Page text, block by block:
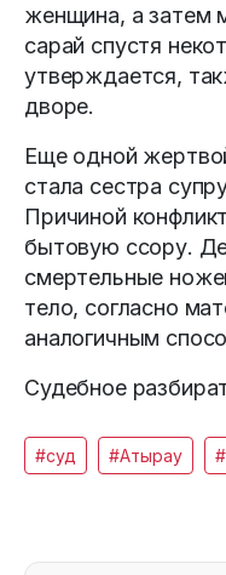
женщина, а затем
сарай спустя
утверждается,
дворе.
Еще одной
стала сестра
Причиной
бытовую ссору.
смертельные
тело, согласно
аналогичным
Судебное
#суд #Атырау